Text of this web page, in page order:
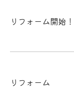
リフォーム開始！
リフォーム
お